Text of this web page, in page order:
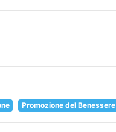
Promozione del Benessere